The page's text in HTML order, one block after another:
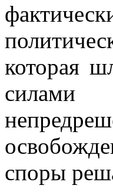
которая
силами
спо­ры